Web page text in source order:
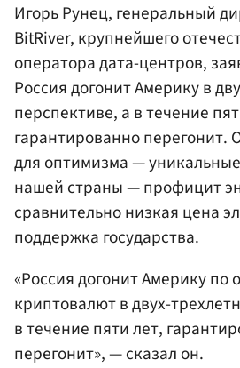
Игорь Рунец, генеральный
BitRiver, крупнейшего
оператора дата-центров,
Россия догонит Америку в
перспективе, а в течение
гарантированно перегонит.
для оптимизма —
нашей страны — профицит
сравнительно низкая цена
поддержка государства.
«Россия догонит Америку по
криптовалют в двух-
в течение пяти лет,
перегонит», — сказал он.